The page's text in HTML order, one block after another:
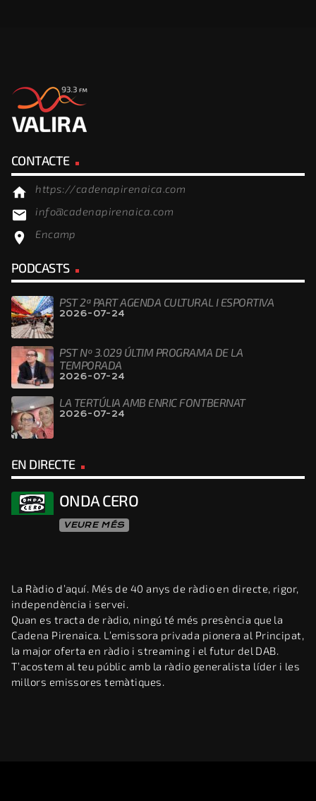
CONTACTE
home https://cadenapirenaica.com
email info@cadenapirenaica.com
location_on Encamp
PODCASTS
PST 2ª PART AGENDA CULTURAL I ESPORTIVA
2026-07-24
PST Nº 3.029 ÚLTIM PROGRAMA DE LA
TEMPORADA
2026-07-24
LA TERTÚLIA AMB ENRIC FONTBERNAT
2026-07-24
EN DIRECTE
ONDA CERO
VEURE MÉS
La Ràdio d’aquí. Més de 40 anys de ràdio en directe, rigor,
independència i servei.
Quan es tracta de ràdio, ningú té més presència que la
Cadena Pirenaica. L’emissora privada pionera al Principat,
la major oferta en ràdio i streaming i el futur del DAB.
T’acostem al teu públic amb la ràdio generalista líder i les
millors emissores temàtiques.